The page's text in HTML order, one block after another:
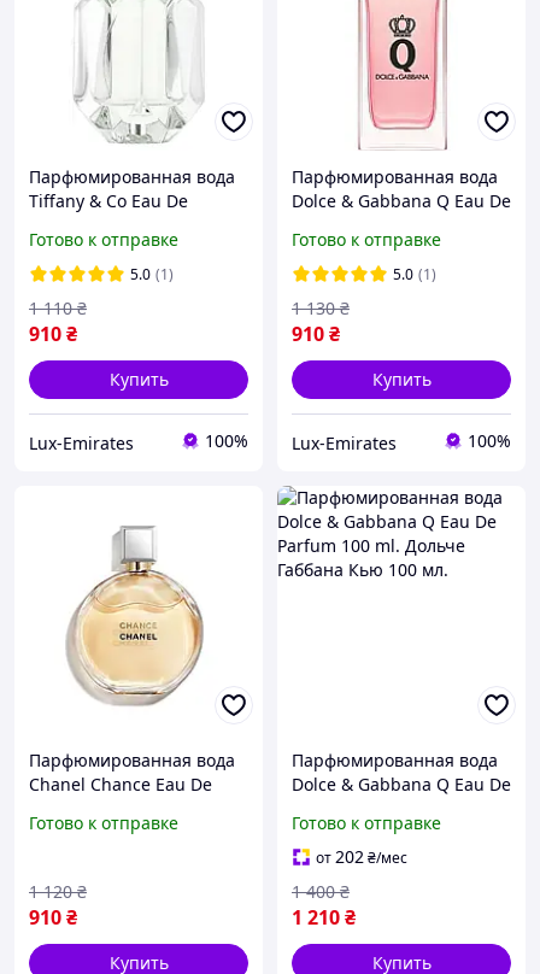
Парфюмированная вода
Tiffany & Co Eau De
Тиффани Ко де Парфюм
Тестер Люкс 75 мл.
Готово к отправке
5.0 (1)
910₴
1 110 ₴
Купить
Lux-Emirates 100%
Парфюмированная вода
Dolce & Gabbana Q Eau De
Дольче Габбана Кью
Тестер Люкс 100 мл.
Готово к отправке
5.0 (1)
910₴
1 130 ₴
Купить
Lux-Emirates 100%
Парфюмированная вода
Chanel Chance Eau De
Шанель Шанс де Парфюм
Готово к отправке
910₴
1 120 ₴
Купить
Парфюмированная вода
Dolce & Gabbana Q Eau De
Габбана Кью 100 мл.
Готово к отправке
от202₴/мес
1 210₴
1 400 ₴
Купить